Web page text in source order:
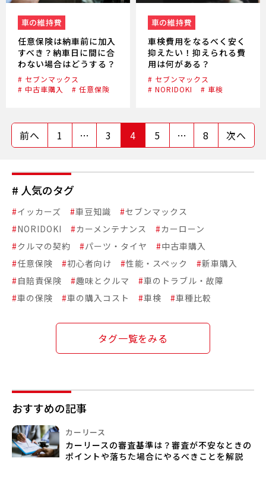
車の維持費
任意保険は納車前に加入
すべき？納車日に間に合
わない場合はどうする？
# セブンマックス
# 中古車購入
# 任意保険
車の維持費
車検費用をなるべく安く
抑えたい！抑えられる費
用は何がある？
# セブンマックス
# NORIDOKI
# 車検
前へ 1 … 3 4 5 … 8 次へ
# 人気のタグ
#イッカーズ #車豆知識 #セブンマックス
#NORIDOKI #カーメンテナンス #カーローン
#クルマの契約 #パーツ・タイヤ #中古車購入
#任意保険 #初心者向け #性能・スペック #新車購入
#自賠責保険 #趣味とクルマ #車のトラブル・故障
#車の保険 #車の購入コスト #車検 #車種比較
タグ一覧をみる
おすすめの記事
カーリース
カーリースの審査基準は？審査が不安なときの
ポイントや落ちた場合にやるべきことを解説